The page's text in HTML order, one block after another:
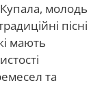
молодь
пісні
мають
та